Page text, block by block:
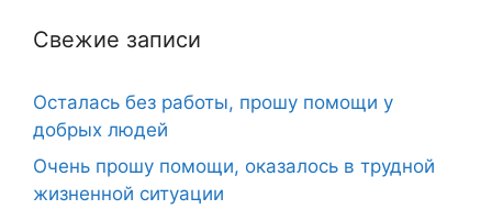
Свежие записи
Осталась без работы, прошу помощи у
добрых людей
Очень прошу помощи, оказалось в трудной
жизненной ситуации